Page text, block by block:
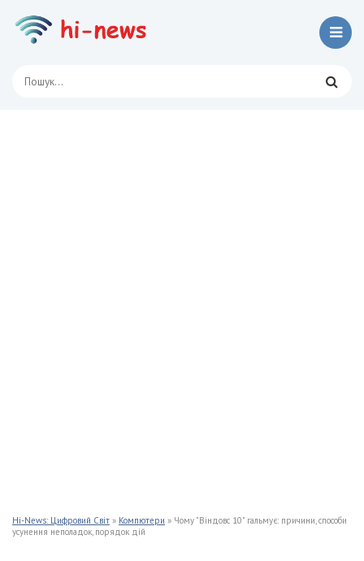
Hi-News: Цифровий Світ » Компютери » Чому "Віндовс 10" гальмує: причини, способи
усунення неполадок, порядок дій